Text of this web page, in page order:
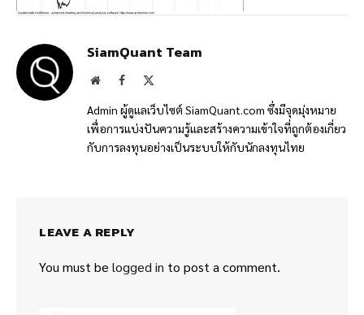
SiamQuant Team
WebsiteFacebook
Admin ผู้ดูแลเว็บไซต์ SiamQuant.com ซึ่งมีจุดมุ่งหมาย
เพื่อการแบ่งปันความรู้และสร้างความเข้าใจที่ถูกต้องเกี่ยว
กับการลงทุนอย่างเป็นระบบให้กับนักลงทุนไทย
LEAVE A REPLY
You must be logged in to post a comment.